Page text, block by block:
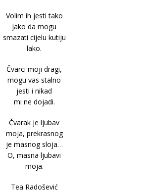
Volim ih jesti tako
jako da mogu
smazati cijelu kutiju
lako.
Čvarci moji dragi,
mogu vas stalno
jesti i nikad
mi ne dojadi.
Čvarak je ljubav
moja, prekrasnog
je masnog sloja…
O, masna ljubavi
moja.
Tea Radošević